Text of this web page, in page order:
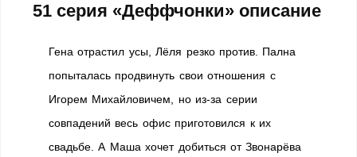
51 серия «Деффчонки» описание
Гена отрастил усы, Лёля резко против. Пална
попыталась продвинуть свои отношения с
Игорем Михайловичем, но из-за серии
совпадений весь офис приготовился к их
свадьбе. А Маша хочет добиться от Звонарёва